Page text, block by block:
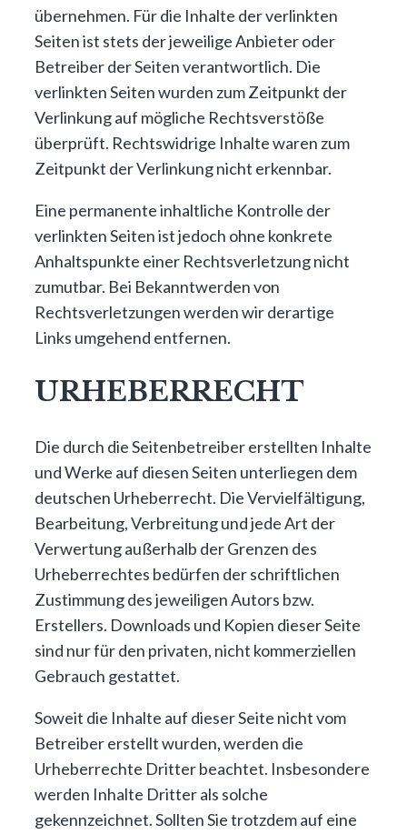
übernehmen. Für die Inhalte der verlinkten
Seiten ist stets der jeweilige Anbieter oder
Betreiber der Seiten verantwortlich. Die
verlinkten Seiten wurden zum Zeitpunkt der
Verlinkung auf mögliche Rechtsverstöße
überprüft. Rechtswidrige Inhalte waren zum
Zeitpunkt der Verlinkung nicht erkennbar.
Eine permanente inhaltliche Kontrolle der
verlinkten Seiten ist jedoch ohne konkrete
Anhaltspunkte einer Rechtsverletzung nicht
zumutbar. Bei Bekanntwerden von
Rechtsverletzungen werden wir derartige
Links umgehend entfernen.
URHEBERRECHT
Die durch die Seitenbetreiber erstellten Inhalte
und Werke auf diesen Seiten unterliegen dem
deutschen Urheberrecht. Die Vervielfältigung,
Bearbeitung, Verbreitung und jede Art der
Verwertung außerhalb der Grenzen des
Urheberrechtes bedürfen der schriftlichen
Zustimmung des jeweiligen Autors bzw.
Erstellers. Downloads und Kopien dieser Seite
sind nur für den privaten, nicht kommerziellen
Gebrauch gestattet.
Soweit die Inhalte auf dieser Seite nicht vom
Betreiber erstellt wurden, werden die
Urheberrechte Dritter beachtet. Insbesondere
werden Inhalte Dritter als solche
gekennzeichnet. Sollten Sie trotzdem auf eine